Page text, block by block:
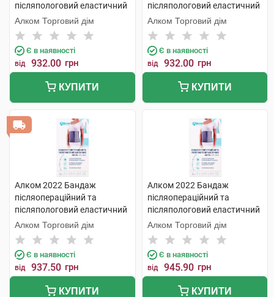
післяпологовий еластичний
розмір 3 1 шт
Алком Торговий дім
Є в наявності
від 932.00 грн
КУПИТИ
післяпологовий еластичний
розмір 4 1 шт
Алком Торговий дім
Є в наявності
від 932.00 грн
КУПИТИ
Алком 2022 Бандаж
післяопераційний та
післяпологовий еластичний
Євро розмір 3 1 шт
Алком Торговий дім
Є в наявності
від 937.50 грн
КУПИТИ
Алком 2022 Бандаж
післяопераційний та
післяпологовий еластичний
Євро розмір 4 1 шт
Алком Торговий дім
Є в наявності
від 945.90 грн
КУПИТИ